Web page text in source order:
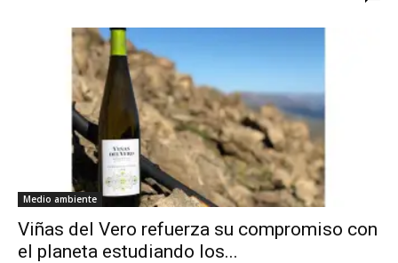
Medio ambiente
Viñas del Vero refuerza su compromiso con
el planeta estudiando los...